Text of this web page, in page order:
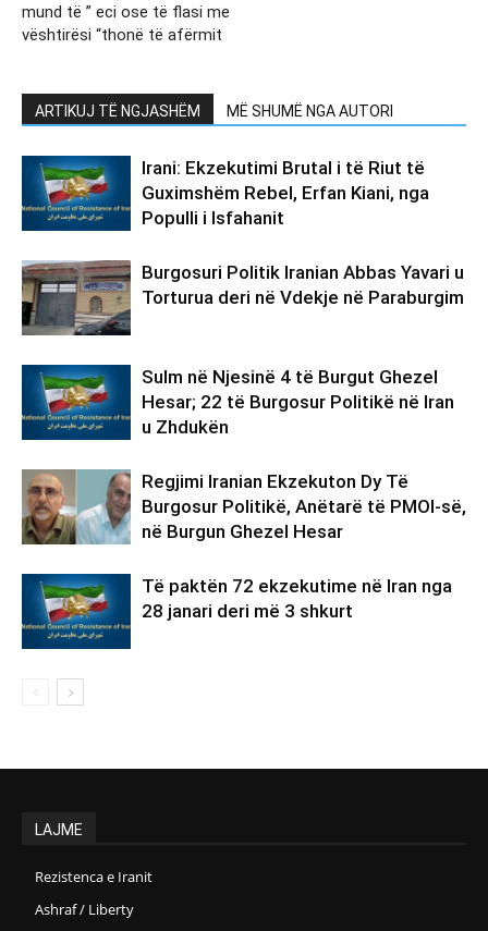
mund të ” eci ose të flasi me
vështirësi “thonë të afërmit
ARTIKUJ TË NGJASHËM MË SHUMË NGA AUTORI
Irani: Ekzekutimi Brutal i të Riut të
Guximshëm Rebel, Erfan Kiani, nga
Populli i Isfahanit
Burgosuri Politik Iranian Abbas Yavari u
Torturua deri në Vdekje në Paraburgim
Sulm në Njesinë 4 të Burgut Ghezel
Hesar; 22 të Burgosur Politikë në Iran
u Zhdukën
Regjimi Iranian Ekzekuton Dy Të
Burgosur Politikë, Anëtarë të PMOI-së,
në Burgun Ghezel Hesar
Të paktën 72 ekzekutime në Iran nga
28 janari deri më 3 shkurt
LAJME
Rezistenca e Iranit
Ashraf / Liberty